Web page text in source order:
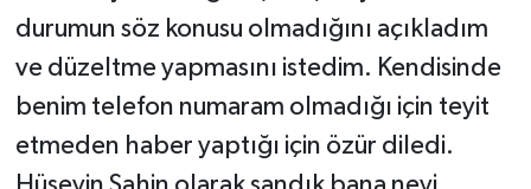
durumun söz konusu olmadığını açıkladım
ve düzeltme yapmasını istedim. Kendisinde
benim telefon numaram olmadığı için teyit
etmeden haber yaptığı için özür diledi.